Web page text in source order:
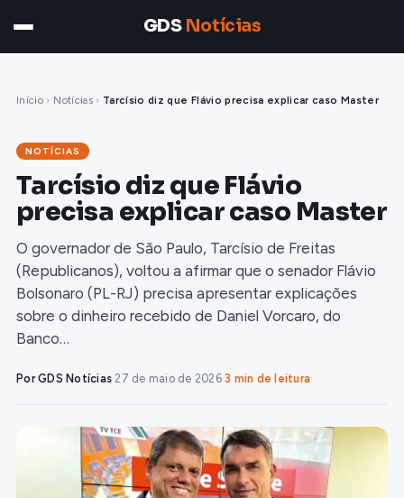
GDS Notícias
Início › Notícias › Tarcísio diz que Flávio precisa explicar caso Master
NOTÍCIAS
Tarcísio diz que Flávio
precisa explicar caso Master
O governador de São Paulo, Tarcísio de Freitas
(Republicanos), voltou a afirmar que o senador Flávio
Bolsonaro (PL-RJ) precisa apresentar explicações
sobre o dinheiro recebido de Daniel Vorcaro, do
Banco…
Por GDS Notícias·27 de maio de 2026·3 min de leitura